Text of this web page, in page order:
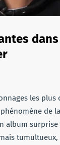
les plus
de
album surprise
tumultueux,